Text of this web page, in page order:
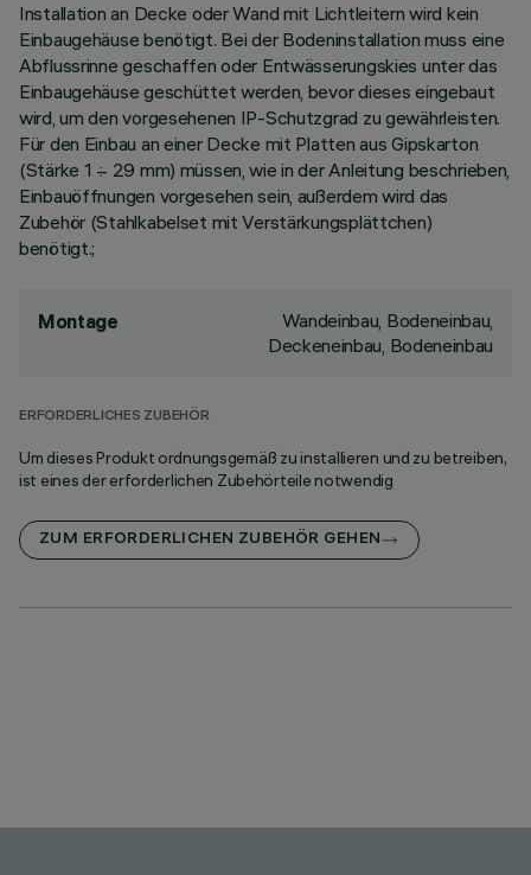
Installation an Decke oder Wand mit Lichtleitern wird kein
Einbaugehäuse benötigt. Bei der Bodeninstallation muss eine
Abflussrinne geschaffen oder Entwässerungskies unter das
Einbaugehäuse geschüttet werden, bevor dieses eingebaut
wird, um den vorgesehenen IP-Schutzgrad zu gewährleisten.
Für den Einbau an einer Decke mit Platten aus Gipskarton
(Stärke 1 ÷ 29 mm) müssen, wie in der Anleitung beschrieben,
Einbauöffnungen vorgesehen sein, außerdem wird das
Zubehör (Stahlkabelset mit Verstärkungsplättchen)
benötigt.;
Montage
Wandeinbau, Bodeneinbau,
Deckeneinbau, Bodeneinbau
ERFORDERLICHES ZUBEHÖR
Um dieses Produkt ordnungsgemäß zu installieren und zu betreiben,
ist eines der erforderlichen Zubehörteile notwendig
ZUM ERFORDERLICHEN ZUBEHÖR GEHEN